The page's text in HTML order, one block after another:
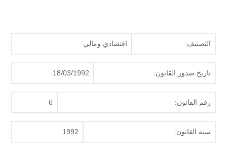
التصنيف: اقتصادي ومالي
تاريخ صدور القانون: 18/03/1992
رقم القانون: 6
سنة القانون: 1992